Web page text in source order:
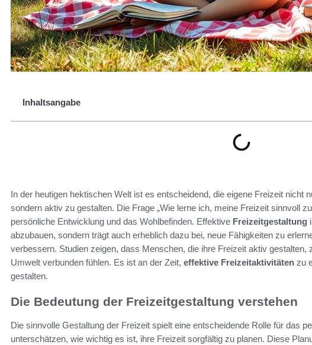
Inhaltsangabe
In der heutigen hektischen Welt ist es entscheidend, die eigene Freizeit nicht
sondern aktiv zu gestalten. Die Frage „Wie lerne ich, meine Freizeit sinnvoll
persönliche Entwicklung und das Wohlbefinden. Effektive Freizeitgestaltung
abzubauen, sondern trägt auch erheblich dazu bei, neue Fähigkeiten zu
verbessern. Studien zeigen, dass Menschen, die ihre Freizeit aktiv
Umwelt verbunden fühlen. Es ist an der Zeit, effektive Freizeitaktivitäten zu
gestalten.
Die Bedeutung der Freizeitgestaltung verstehen
Die sinnvolle Gestaltung der Freizeit spielt eine entscheidende Rolle für das
unterschätzen, wie wichtig es ist, ihre Freizeit sorgfältig zu planen. Diese